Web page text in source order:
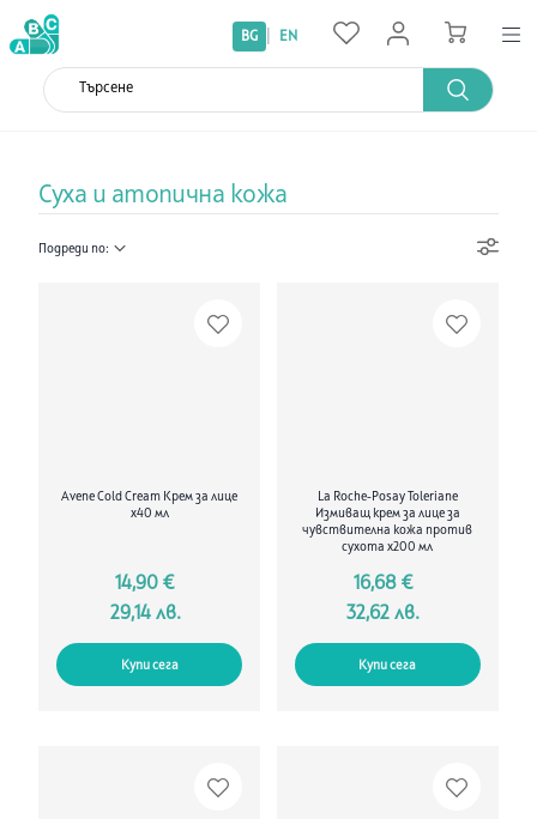
BG EN
Суха и атопична кожа
Подреди по:
Avene Cold Cream Крем за лице
х40 мл
14,90 €
29,14 лв.
Купи сега
La Roche-Posay Toleriane
Измиващ крем за лице за
чувствителна кожа против
сухота х200 мл
16,68 €
32,62 лв.
Купи сега